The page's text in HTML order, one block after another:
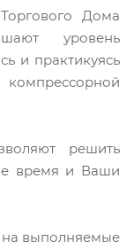
Дома
уровень
и практикуясь
решить
время и Ваши
на выполняемые